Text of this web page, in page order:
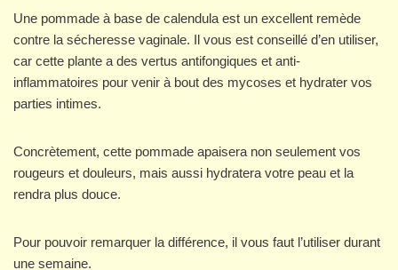
Une pommade à base de calendula est un excellent remède
contre la sécheresse vaginale. Il vous est conseillé d’en utiliser,
car cette plante a des vertus antifongiques et anti-
inflammatoires pour venir à bout des mycoses et hydrater vos
parties intimes.
Concrètement, cette pommade apaisera non seulement vos
rougeurs et douleurs, mais aussi hydratera votre peau et la
rendra plus douce.
Pour pouvoir remarquer la différence, il vous faut l’utiliser durant
une semaine.